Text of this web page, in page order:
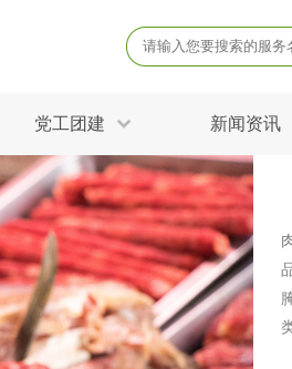
党工团建 新闻资讯
电磁辐射检测
土壤检测
产品质量鉴定
固废危废鉴定
土壤场地调查
生态环境检测
病毒杀灭
防护产品
成分分析化
有毒有害检